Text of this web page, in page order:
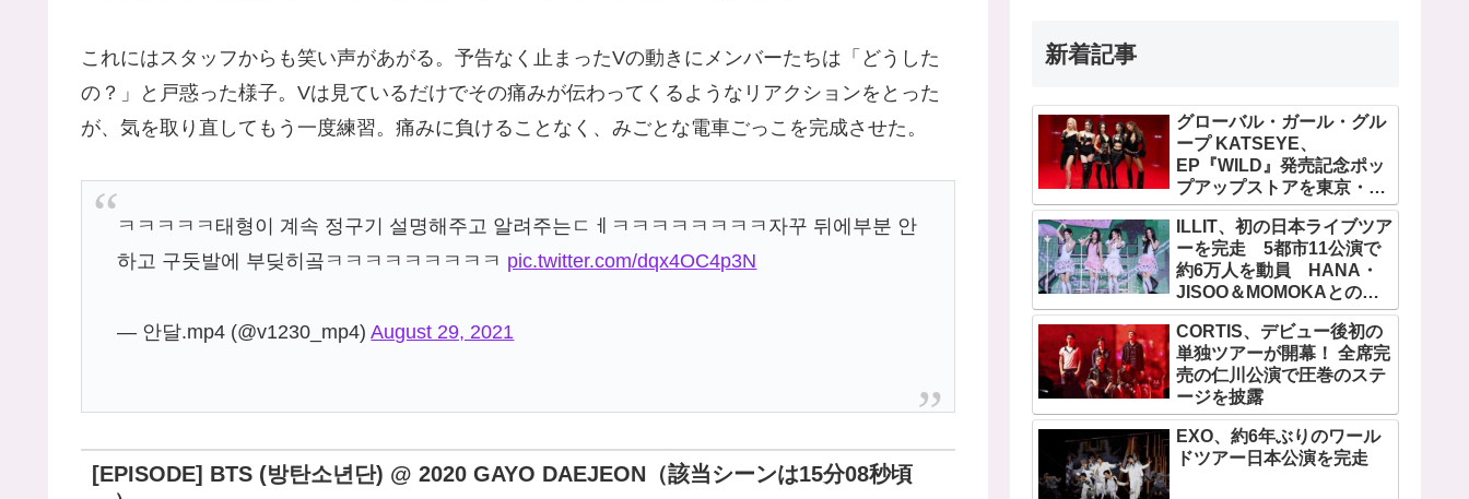
これにはスタッフからも笑い声があがる。予告なく止まったVの動きにメンバーたちは「どうした
の？」と戸惑った様子。Vは見ているだけでその痛みが伝わってくるようなリアクションをとった
が、気を取り直してもう一度練習。痛みに負けることなく、みごとな電車ごっこを完成させた。
ㅋㅋㅋㅋㅋ태형이 계속 정구기 설명해주고 알려주는ㄷㅔㅋㅋㅋㅋㅋㅋㅋㅋ자꾸 뒤에부분 안
하고 구둣발에 부딪히곸ㅋㅋㅋㅋㅋㅋㅋㅋㅋ pic.twitter.com/dqx4OC4p3N
— 안달.mp4 (@v1230_mp4)August 29, 2021
[EPISODE] BTS (방탄소년단) @ 2020 GAYO DAEJEON（該当シーンは15分08秒頃
新着記事
グローバル・ガール・グル
ープ KATSEYE、
EP『WILD』発売記念ポッ
プアップストアを東京・原
宿で開催 限定グッズも登
場ILLIT、初の日本ライブツア
ーを完走 5都市11公演で
約6万人を動員 HANA・
JISOO＆MOMOKAとのス
ペシャルコラボも実現
CORTIS、デビュー後初の
単独ツアーが開幕！ 全席完
売の仁川公演で圧巻のステ
ージを披露
EXO、約6年ぶりのワール
ドツアー日本公演を完走